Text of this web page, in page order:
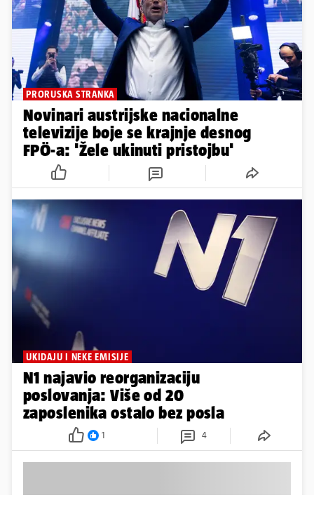
PRORUSKA STRANKA
Novinari austrijske nacionalne
televizije boje se krajnje desnog
FPÖ-a: 'Žele ukinuti pristojbu'
UKIDAJU I NEKE EMISIJE
N1 najavio reorganizaciju
poslovanja: Više od 20
zaposlenika ostalo bez posla
1 4